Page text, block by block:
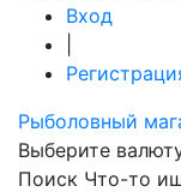
Вход
Рыболовный
Выберите
Поиск Что-то